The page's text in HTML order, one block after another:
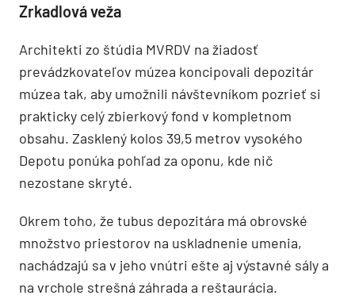
Zrkadlová veža
Architekti zo štúdia MVRDV na žiadosť
prevádzkovateľov múzea koncipovali depozitár
múzea tak, aby umožnili návštevníkom pozrieť si
prakticky celý zbierkový fond v kompletnom
obsahu. Zasklený kolos 39,5 metrov vysokého
Depotu ponúka pohľad za oponu, kde nič
nezostane skryté.
Okrem toho, že tubus depozitára má obrovské
množstvo priestorov na uskladnenie umenia,
nachádzajú sa v jeho vnútri ešte aj výstavné sály a
na vrchole strešná záhrada a reštaurácia.